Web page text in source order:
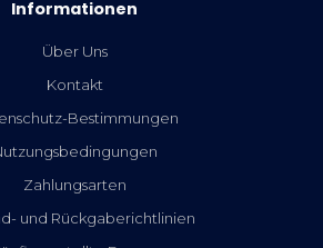
Informationen
Über Uns
Kontakt
Bestimmungen
Zahlungsarten
und Rückgaberichtlinien